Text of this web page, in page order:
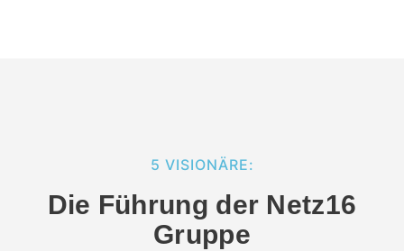
5 VISIONÄRE:
Die Führung der Netz16
Gruppe